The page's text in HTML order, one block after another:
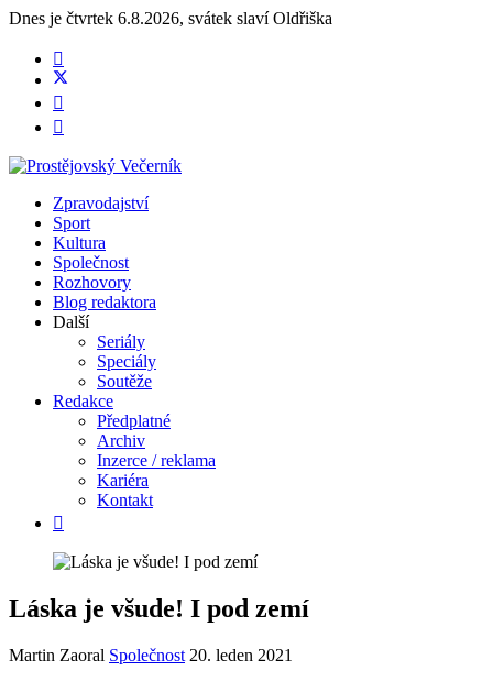
Dnes je čtvrtek 6.8.2026, svátek slavíOldřiška
Zpravodajství
Sport
Kultura
Společnost
Rozhovory
Blog redaktora
Další
Seriály
Speciály
Soutěže
Redakce
Předplatné
Archiv
Inzerce / reklama
Kariéra
Kontakt
Láska je všude! I pod zemí
Martin Zaoral Společnost 20. leden 2021